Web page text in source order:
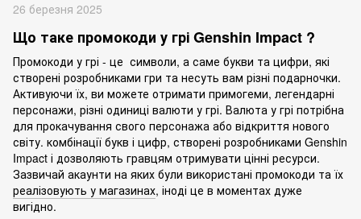
26 березня 2025
Що таке промокоди у грі Genshin Impact ?
Промокоди у грі - це символи, а саме букви та цифри, які
створені розробниками гри та несуть вам різні подарночки.
Активуючи їх, ви можете отримати примогеми, легендарні
персонажи, різні одиниці валюти у грі. Валюта у грі потрібна
для прокачування свого персонажа або відкриття нового
світу. комбінації букв і цифр, створені розробниками Genshin
Impact і дозволяють гравцям отримувати цінні ресурси.
Зазвичай акаунти на яких були використані промокоди та їх
реалізовують у магазинах, іноді це в моментах дуже
вигідно.